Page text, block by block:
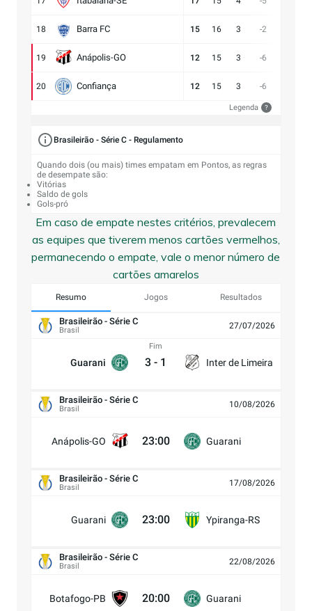
18 Barra FC 15 16 3 -2
19 Anápolis-GO 12 15 3 -6
20 Confiança 12 15 3 -6
Legenda ?
Brasileirão - Série C - Regulamento
Quando dois (ou mais) times empatam em Pontos, as regras
de desempate são:
Vitórias
Saldo de gols
Gols-pró
Em caso de empate nestes critérios, prevalecem
as equipes que tiverem menos cartões vermelhos,
permanecendo o empate, vale o menor número de
cartões amarelos
Resumo Jogos Resultados
Brasileirão - Série C
Brasil 27/07/2026
Guarani
Fim
3 - 1 Inter de Limeira
Brasileirão - Série C
Brasil 10/08/2026
Anápolis-GO 23:00 Guarani
Brasileirão - Série C
Brasil 17/08/2026
Guarani 23:00 Ypiranga-RS
Brasileirão - Série C
Brasil 22/08/2026
Botafogo-PB 20:00 Guarani